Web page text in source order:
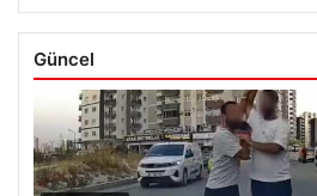
Güncel